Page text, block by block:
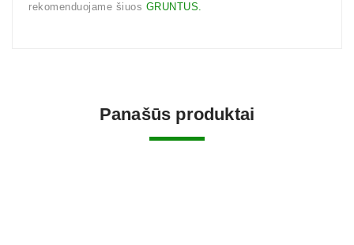
rekomenduojame šiuos GRUNTUS.
Panašūs produktai